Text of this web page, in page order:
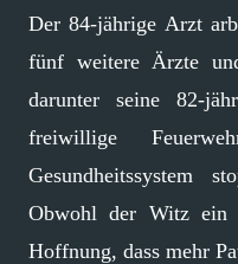
Der 84-jährige Arzt
fünf weitere Ärzte
darunter seine 82-
freiwillige
Gesundheitssystem
Obwohl der Witz
Hoffnung, dass mehr